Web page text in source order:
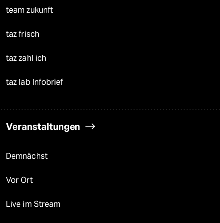
team zukunft
taz frisch
taz zahl ich
taz lab Infobrief
Veranstaltungen
Demnächst
Vor Ort
Live im Stream